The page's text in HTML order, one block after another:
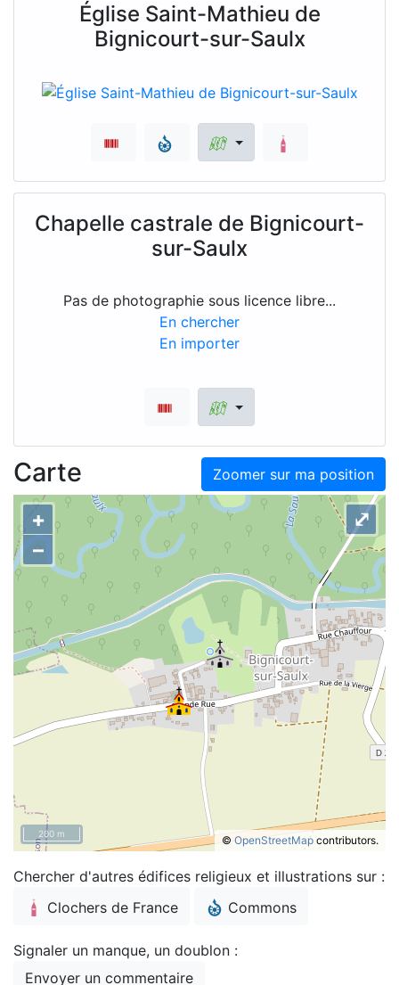
Église Saint-Mathieu de
Bignicourt-sur-Saulx
Chapelle castrale de Bignicourt-
sur-Saulx
Pas de photographie sous licence libre...
En chercher
En importer
Zoomer sur ma position
Carte
+
–
© OpenStreetMap contributors.
⤢
200 m
Chercher d'autres édifices religieux et illustrations sur :
Clochers de France
Commons
Signaler un manque, un doublon :
Envoyer un commentaire